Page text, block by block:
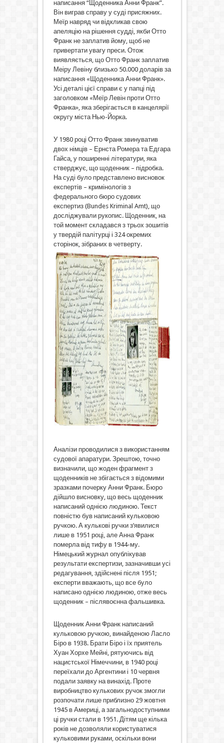
написання “Щоденника Анни Франк”.
Він виграв справу у суді присяжних.
Меїр навряд чи відкликав свою
апеляцію на рішення судді, якби Отто
Франк не заплатив йому, щоб не
привертати увагу преси. Отож
виявляється, що Отто Франк заплатив
Меіру Левіну близько 50.000 доларів за
написання «Щоденника Анни Франк».
Усі деталі цієї справи є у папці під
заголовком «Меїр Левін проти Отто
Франка», яка зберігається в канцелярії
округу міста Нью-Йорка.
У 1980 році Отто Франк звинуватив
двох німців – Ернста Ромера та Едгара
Гайса, у поширенні літератури, яка
стверджує, що щоденник – підробка.
На суді було представлено висновок
експертів – кримінологів з
федерального бюро судових
експертиз (Bundes Kriminal Amt), що
досліджували рукопис. Щоденник, на
той момент складався з трьох зошитів
у твердій палітурці і 324 окремих
сторінок, зібраних в четверту.
Аналізи проводилися з використанням
судової апаратури. Зрештою, точно
визначили, що жоден фрагмент з
щоденників не збігається з відомими
зразками почерку Анни Франк. Бюро
дійшло висновку, що весь щоденник
написаний однією людиною. Текст
повністю був написаний кульковою
ручкою. А кулькові ручки з’явилися
лише в 1951 році, але Анна Франк
померла від тифу в 1944-му.
Німецький журнал опублікував
результати експертизи, зазначивши усі
редагування, здійснені після 1951;
експерти вважають, що все було
написано однією людиною, отже весь
щоденник – післявоєнна фальшивка.
Щоденник Анни Франк написаний
кульковою ручкою, винайденою Ласло
Біро в 1938. Брати Біро і їх приятель
Хуан Хорхе Мейні, рятуючись від
нацистської Німеччини, в 1940 році
переїхали до Аргентини і 10 червня
подали заявку на винахід. Проте
виробництво кулькових ручок змогли
розпочати лише приблизно 29 жовтня
1945 в Америці, а загальнодоступними
ці ручки стали в 1951. Дітям ще кілька
років не дозволяли користуватися
кульковими руками, оскільки вони